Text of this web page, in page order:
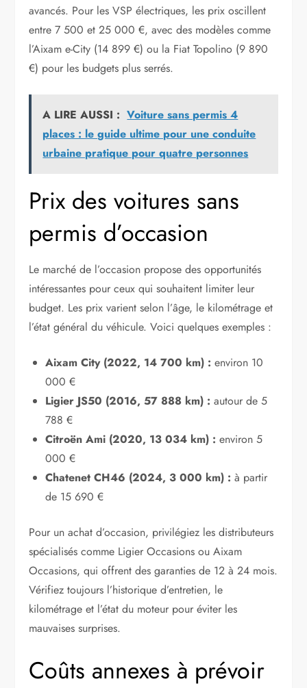
avancés. Pour les VSP électriques, les prix oscillent
entre 7 500 et 25 000 €, avec des modèles comme
l’Aixam e-City (14 899 €) ou la Fiat Topolino (9 890
€) pour les budgets plus serrés.
A LIRE AUSSI : Voiture sans permis 4
places : le guide ultime pour une conduite
urbaine pratique pour quatre personnes
Prix des voitures sans
permis d’occasion
Le marché de l’occasion propose des opportunités
intéressantes pour ceux qui souhaitent limiter leur
budget. Les prix varient selon l’âge, le kilométrage et
l’état général du véhicule. Voici quelques exemples :
Aixam City (2022, 14 700 km) : environ 10
000 €
Ligier JS50 (2016, 57 888 km) : autour de 5
788 €
Citroën Ami (2020, 13 034 km) : environ 5
000 €
Chatenet CH46 (2024, 3 000 km) : à partir
de 15 690 €
Pour un achat d’occasion, privilégiez les distributeurs
spécialisés comme Ligier Occasions ou Aixam
Occasions, qui offrent des garanties de 12 à 24 mois.
Vérifiez toujours l’historique d’entretien, le
kilométrage et l’état du moteur pour éviter les
mauvaises surprises.
Coûts annexes à prévoir